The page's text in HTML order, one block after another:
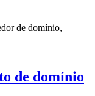
de domínio,
de domínio